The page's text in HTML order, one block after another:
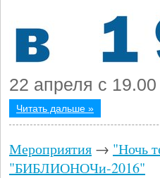
22 апреля с
Читать дальше »
Мероприятия → "Ночь
"БИБЛИОНОЧи-2016"